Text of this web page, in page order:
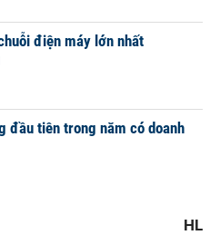
điện máy lớn nhất
đầu tiên trong năm có doanh
HL